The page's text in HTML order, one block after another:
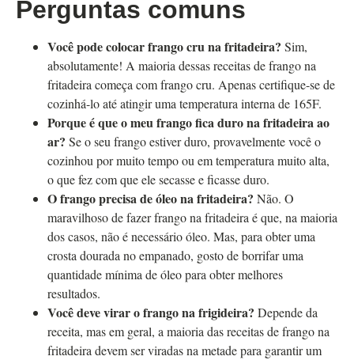
Perguntas comuns
Você pode colocar frango cru na fritadeira? Sim,
absolutamente! A maioria dessas receitas de frango na
fritadeira começa com frango cru. Apenas certifique-se de
cozinhá-lo até atingir uma temperatura interna de 165F.
Porque é que o meu frango fica duro na fritadeira ao
ar? Se o seu frango estiver duro, provavelmente você o
cozinhou por muito tempo ou em temperatura muito alta,
o que fez com que ele secasse e ficasse duro.
O frango precisa de óleo na fritadeira? Não. O
maravilhoso de fazer frango na fritadeira é que, na maioria
dos casos, não é necessário óleo. Mas, para obter uma
crosta dourada no empanado, gosto de borrifar uma
quantidade mínima de óleo para obter melhores
resultados.
Você deve virar o frango na frigideira? Depende da
receita, mas em geral, a maioria das receitas de frango na
fritadeira devem ser viradas na metade para garantir um